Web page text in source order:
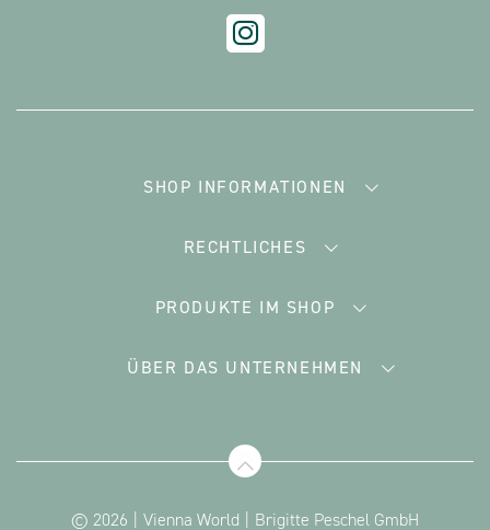
SHOP INFORMATIONEN
RECHTLICHES
PRODUKTE IM SHOP
ÜBER DAS UNTERNEHMEN
© 2026 Vienna World Brigitte Peschel GmbH